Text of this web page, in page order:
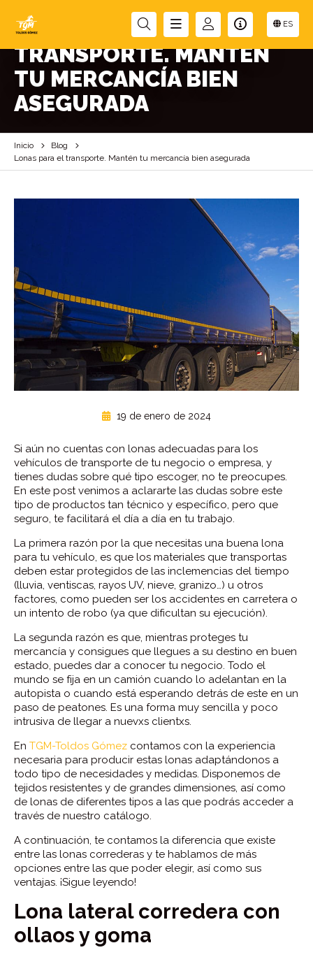
ES
LONAS PARA EL
TRANSPORTE. MANTÉN
TU MERCANCÍA BIEN
ASEGURADA
Inicio
Blog
Lonas para el transporte. Mantén tu mercancía bien asegurada
19 de enero de 2024
Si aún no cuentas con lonas adecuadas para los
vehículos de transporte de tu negocio o empresa, y
tienes dudas sobre qué tipo escoger, no te preocupes.
En este post venimos a aclararte las dudas sobre este
tipo de productos tan técnico y específico, pero que
seguro, te facilitará el día a día en tu trabajo.
La primera razón por la que necesitas una buena lona
para tu vehículo, es que los materiales que transportas
deben estar protegidos de las inclemencias del tiempo
(lluvia, ventiscas, rayos UV, nieve, granizo…) u otros
factores, como pueden ser los accidentes en carretera o
un intento de robo (ya que dificultan su ejecución).
La segunda razón es que, mientras proteges tu
mercancía y consigues que llegues a su destino en buen
estado, puedes dar a conocer tu negocio. Todo el
mundo se fija en un camión cuando lo adelantan en la
autopista o cuando está esperando detrás de este en un
paso de peatones. Es una forma muy sencilla y poco
intrusiva de llegar a nuevxs clientxs.
En TGM-Toldos Gómez contamos con la experiencia
necesaria para producir estas lonas adaptándonos a
todo tipo de necesidades y medidas. Disponemos de
tejidos resistentes y de grandes dimensiones, así como
de lonas de diferentes tipos a las que podrás acceder a
través de nuestro catálogo.
A continuación, te contamos la diferencia que existe
entre las lonas correderas y te hablamos de más
opciones entre las que poder elegir, así como sus
ventajas. ¡Sigue leyendo!
Lona lateral corredera con
ollaos y goma